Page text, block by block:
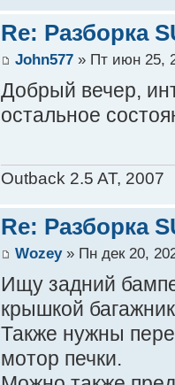
Re: Разборка
John577» Пт июн 25,
Добрый вечер,
остальное
Outback 2.5 AT, 2007
Re: Разборка
Wozey» Пн дек 20,
Ищу задний
крышкой
Также нужны
мотор печки.